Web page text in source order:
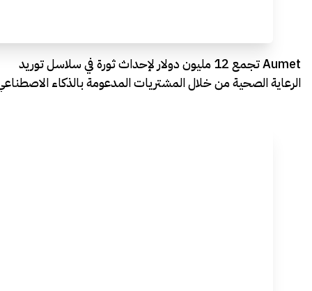
Aumet تجمع 12 مليون دولار لإحداث ثورة في سلاسل توريد
الرعاية الصحية من خلال المشتريات المدعومة بالذكاء